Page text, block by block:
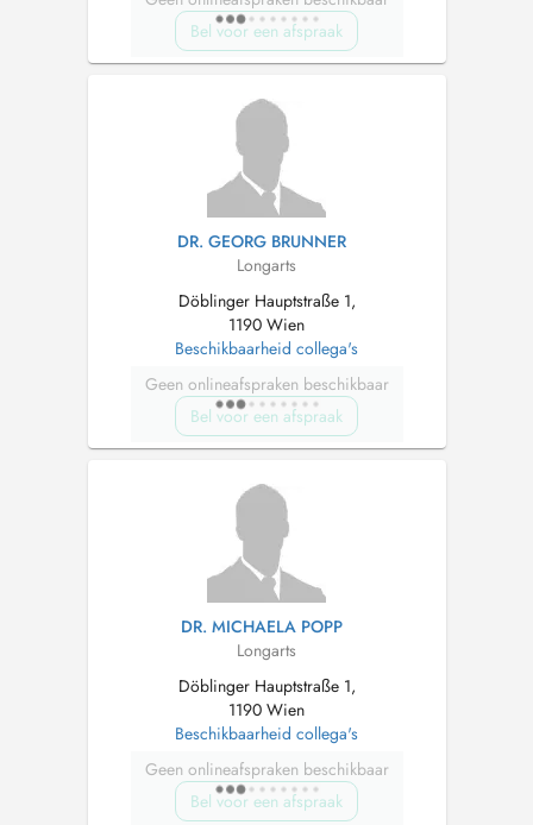
Bel voor een afspraak
DR. GEORG BRUNNER
Longarts
Döblinger Hauptstraße 1,
1190 Wien
Beschikbaarheid collega's
Geen onlineafspraken beschikbaar
Bel voor een afspraak
DR. MICHAELA POPP
Longarts
Döblinger Hauptstraße 1,
1190 Wien
Beschikbaarheid collega's
Geen onlineafspraken beschikbaar
Bel voor een afspraak